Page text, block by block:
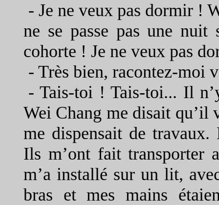
- Je ne veux pas dormir !
ne se passe pas une
cohorte ! Je ne veux pas
- Très bien, racontez-moi
-Tais-toi ! Tais-toi... Il
Wei Chang me disait qu’il
me dispensait de travaux.
Ils m’ont fait transporter
m’a installé sur un lit,
bras et mes mains